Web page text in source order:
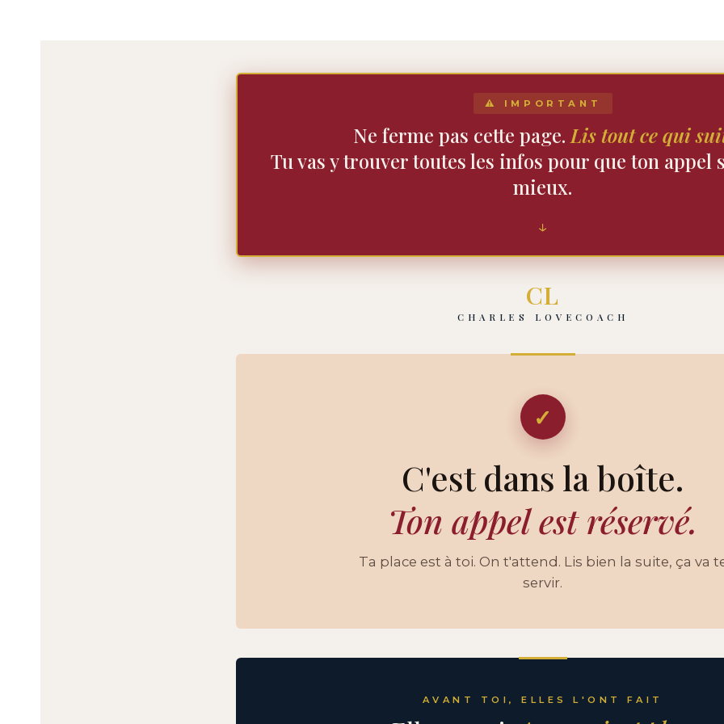
⚠ IMPORTANT
Ne ferme pas cette page. Lis tout ce qui
Tu vas y trouver toutes les infos pour que ton appel
mieux.
↓
CL
CHARLES LOVECOACH
✓
C'est dans la boîte.
Ton appel est réservé.
Ta place est à toi. On t'attend. Lis bien la suite, ça va
servir.
AVANT TOI, ELLES L'ONT FAIT